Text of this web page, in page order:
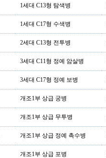
1세대 C13형 탐색병
1세대 C17형 수색병
2세대 C13형 전투병
3세대 C11형 정예 암살병
3세대 C17형 정예 보병
개조1부 상급 궁병
개조1부 상급 무투병
개조1부 상급 정예 촉수병
개조1부 상급 포병